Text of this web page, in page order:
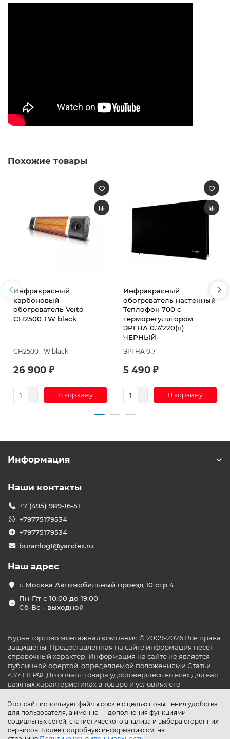
Похожие товары
Инфракрасный
карбоновый
обогреватель Veito
CH2500 TW black
CH2500 TW black
26 900 ₽
В корзину
Инфракрасный
обогреватель настенный
Теплофон 700 с
терморегулятором
ЭРГНА 0.7/220(п)
ЧЕРНЫЙ
ЭРГНА 0.7
5 490 ₽
В корзину
Этот сайт использует файлы cookie с целью повышения удобства
для пользователя, а именно — дополнения функциями
социальных сетей, статистического анализа и выбора сторонних
сервисов. Более подробную информацию см. на
Информация
Наши контакты
+7 (495) 989-16-51
+79775179534
+79775179534
buranlog1@yandex.ru
Наш адрес
г. Москва Автомобильный проезд 10 стр 4
Пн-Пт с 10:00 до 19:00
Сб-Вс - выходной
Буран торгово монтажная компания © 2009-2026 Все права
защищены. Предоставленная на сайте информация несёт
справочный характер. Информация на сайте не является
публичной офертой, определяемой положениями Статьи
437 ГК РФ. До оплаты товара удостоверьтесь во всех для вас
важных характеристиках в товаре и условиях его